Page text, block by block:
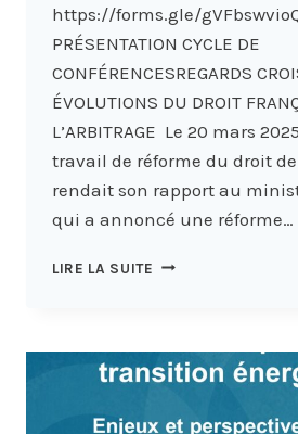
https://forms.gle/
PRÉSENTATION CYCLE DE
CONFÉRENCESREGARDS
ÉVOLUTIONS DU DROIT
L’ARBITRAGE Le 20 mars
travail de réforme du droit
rendait son rapport au
qui a annoncé une réforme…
LIRE LA SUITE CONFÉRENCE
ET
EFFETS
LA